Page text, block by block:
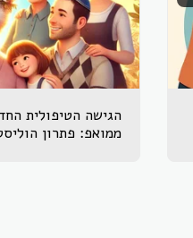
הגישה הטיפולית
ממואפ: פתרון